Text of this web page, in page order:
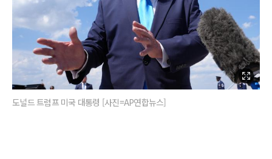
도널드 트럼프 미국 대통령 [사진=AP연합뉴스]